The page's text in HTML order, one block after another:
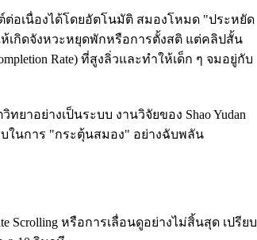
อเนื่องได้โดยอัตโนมัติ สมองโหมด "ประหยัด
เกิดจังหวะหยุดพักหรือการตั้งสติ แต่คลิปสั้น
Rate) ที่สูงลิ่วและทำให้เด็ก ๆ จมอยู่กับ
าอย่างเป็นระบบ งานวิจัยของ Shao Yudan
บในการ "กระตุ้นสมอง" อย่างฉับพลัน
หรือการเลื่อนดูอย่างไม่สิ้นสุด เปรียบ